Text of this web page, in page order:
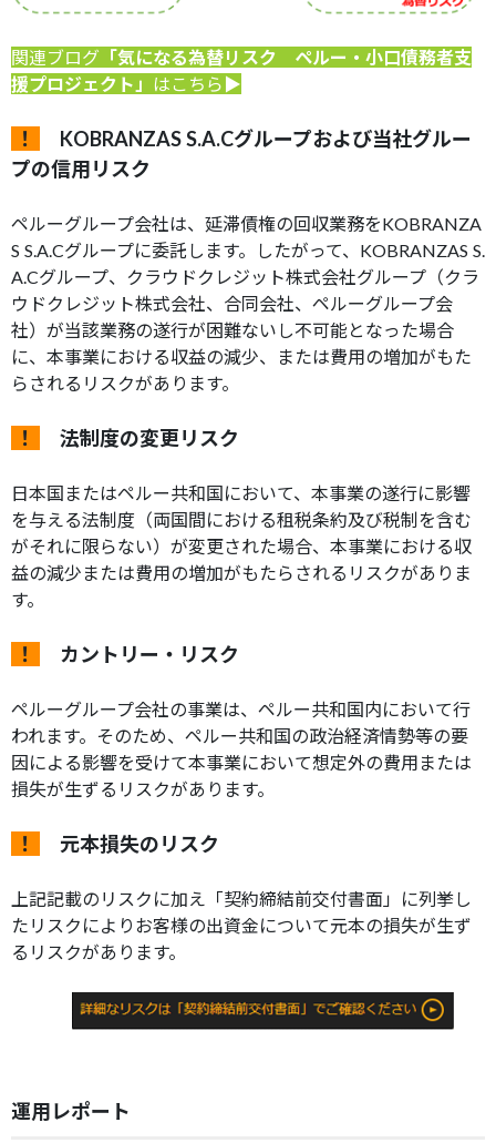
関連ブログ 「気になる為替リスク ペルー・小口債務者支
援プロジェクト」 はこちら▶
！
KOBRANZAS S.A.Cグループおよび当社グルー
プの信用リスク
ペルーグループ会社は、延滞債権の回収業務をKOBRANZA
S S.A.Cグループに委託します。したがって、KOBRANZAS S.
A.Cグループ、クラウドクレジット株式会社グループ（クラ
ウドクレジット株式会社、合同会社、ペルーグループ会
社）が当該業務の遂行が困難ないし不可能となった場合
に、本事業における収益の減少、または費用の増加がもた
らされるリスクがあります。
！ 法制度の変更リスク
日本国またはペルー共和国において、本事業の遂行に影響
を与える法制度（両国間における租税条約及び税制を含む
がそれに限らない）が変更された場合、本事業における収
益の減少または費用の増加がもたらされるリスクがありま
す。
！ カントリー・リスク
ペルーグループ会社の事業は、ペルー共和国内において行
われます。そのため、ペルー共和国の政治経済情勢等の要
因による影響を受けて本事業において想定外の費用または
損失が生ずるリスクがあります。
！ 元本損失のリスク
上記記載のリスクに加え「契約締結前交付書面」に列挙し
たリスクによりお客様の出資金について元本の損失が生ず
るリスクがあります。
運用レポート